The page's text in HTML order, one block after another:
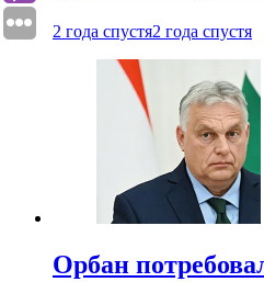
2 года спустя2 года спустя
Орбан